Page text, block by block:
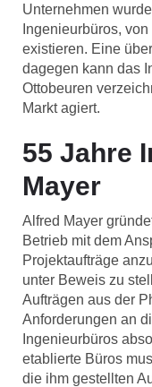
Unternehmen
Ingenieurbüros,
existieren. Eine
dagegen kann das
Ottobeuren
Markt agiert.
55 Jahre
Mayer
Alfred Mayer
Betrieb mit dem
Projektaufträge
unter Beweis zu
Aufträgen aus der
Anforderungen an
Ingenieurbüros
etablierte Büros
die ihm gestellten